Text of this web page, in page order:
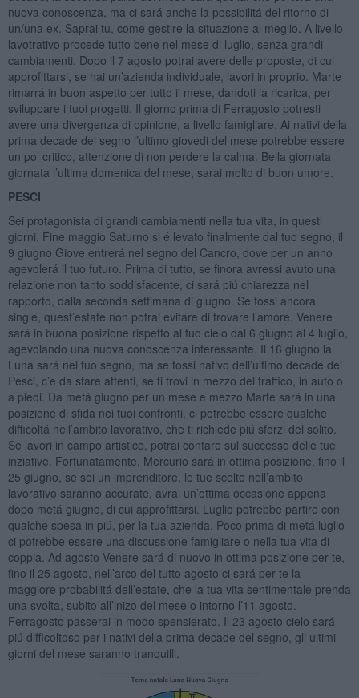
nuova conoscenza, ma ci sará anche la possibilitá del ritorno di
un/una ex. Saprai tu, come gestire la situazione al meglio. A livello
lavotrativo procede tutto bene nel mese di luglio, senza grandi
cambiamenti. Dopo il 7 agosto potrai avere delle proposte, di cui
approfittarsi, se hai un’azienda individuale, lavori in proprio. Marte
rimarrá in buon aspetto per tutto il mese, dandoti la ricarica, per
sviluppare i tuoi progetti. Il giorno prima di Ferragosto potresti
avere una divergenza di opinione, a livello famigliare. Ai nativi della
prima decade del segno l’ultimo giovedi del mese potrebbe essere
un po’ critico, attenzione di non perdere la calma. Bella giornata
giornata l’ultima domenica del mese, sarai molto di buon umore.
PESCI
Sei protagonista di grandi cambiamenti nella tua vita, in questi
giorni. Fine maggio Saturno si é levato finalmente dal tuo segno, il
9 giugno Giove entrerá nel segno del Cancro, dove per un anno
agevolerá il tuo futuro. Prima di tutto, se finora avressi avuto una
relazione non tanto soddisfacente, ci sará piú chiarezza nel
rapporto, dalla seconda settimana di giugno. Se fossi ancora
single, quest’estate non potrai evitare di trovare l’amore. Venere
sará in buona posizione rispetto al tuo cielo dal 6 giugno al 4 luglio,
agevolando una nuova conoscenza interessante. Il 16 giugno la
Luna sará nel tuo segno, ma se fossi nativo dell’ultimo decade dei
Pesci, c’e da stare attenti, se ti trovi in mezzo del traffico, in auto o
a piedi. Da metá giugno per un mese e mezzo Marte sará in una
posizione di sfida nei tuoi confronti, ci potrebbe essere qualche
difficoltá nell’ambito lavorativo, che ti richiede piú sforzi del solito.
Se lavori in campo artistico, potrai contare sul successo delle tue
inziative. Fortunatamente, Mercurio sará in ottima posizione, fino il
25 giugno, se sei un imprenditore, le tue scelte nell’ambito
lavorativo saranno accurate, avrai un’ottima occasione appena
dopo metá giugno, di cui approfittarsi. Luglio potrebbe partire con
qualche spesa in piú, per la tua azienda. Poco prima di metá luglio
ci potrebbe essere una discussione famigliare o nella tua vita di
coppia. Ad agosto Venere sará di nuovo in ottima posizione per te,
fino il 25 agosto, nell’arco del tutto agosto ci sará per te la
maggiore probabilitá dell’estate, che la tua vita sentimentale prenda
una svolta, subito all’inizo del mese o intorno l’11 agosto.
Ferragosto passerai in modo spensierato. Il 23 agosto cielo sará
piú difficoltoso per i nativi della prima decade del segno, gli ultimi
giorni del mese saranno tranquilli.